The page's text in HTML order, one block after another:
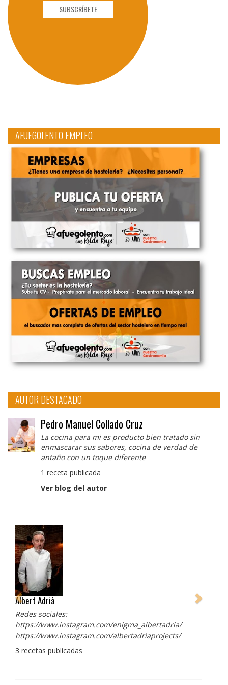
SUBSCRÍBETE
AFUEGOLENTO EMPLEO
AUTOR DESTACADO
Pedro Manuel Collado Cruz
La cocina para mi es producto bien tratado sin
enmascarar sus sabores, cocina de verdad de
antaño con un toque diferente
1 receta publicada
Ver blog del autor
Albert Adrià
Redes sociales:
https://www.instagram.com/enigma_albertadria/
https://www.instagram.com/albertadriaprojects/
3 recetas publicadas